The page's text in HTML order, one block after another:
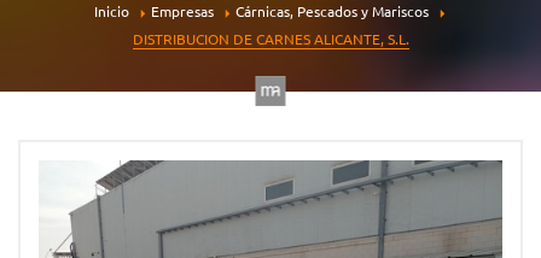
Inicio Empresas
Cárnicas, Pescados y Mariscos
DISTRIBUCION DE CARNES ALICANTE, S.L.